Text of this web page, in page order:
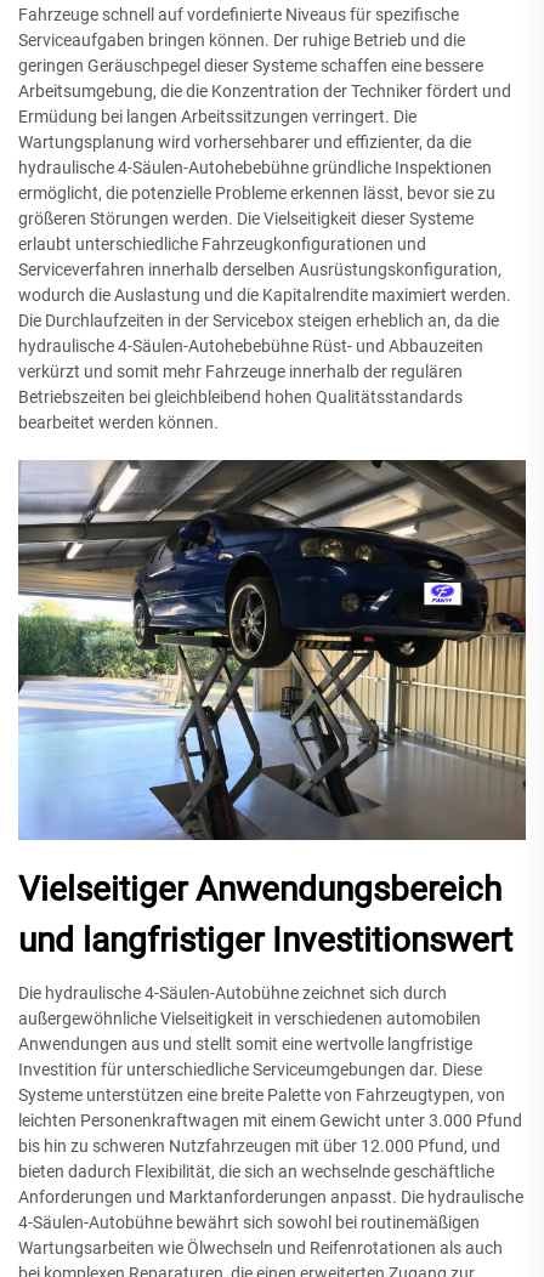
Fahrzeuge schnell auf vordefinierte Niveaus für spezifische
Serviceaufgaben bringen können. Der ruhige Betrieb und die
geringen Geräuschpegel dieser Systeme schaffen eine bessere
Arbeitsumgebung, die die Konzentration der Techniker fördert und
Ermüdung bei langen Arbeitssitzungen verringert. Die
Wartungsplanung wird vorhersehbarer und effizienter, da die
hydraulische 4-Säulen-Autohebebühne gründliche Inspektionen
ermöglicht, die potenzielle Probleme erkennen lässt, bevor sie zu
größeren Störungen werden. Die Vielseitigkeit dieser Systeme
erlaubt unterschiedliche Fahrzeugkonfigurationen und
Serviceverfahren innerhalb derselben Ausrüstungskonfiguration,
wodurch die Auslastung und die Kapitalrendite maximiert werden.
Die Durchlaufzeiten in der Servicebox steigen erheblich an, da die
hydraulische 4-Säulen-Autohebebühne Rüst- und Abbauzeiten
verkürzt und somit mehr Fahrzeuge innerhalb der regulären
Betriebszeiten bei gleichbleibend hohen Qualitätsstandards
bearbeitet werden können.
Vielseitiger Anwendungsbereich
und langfristiger Investitionswert
Die hydraulische 4-Säulen-Autobühne zeichnet sich durch
außergewöhnliche Vielseitigkeit in verschiedenen automobilen
Anwendungen aus und stellt somit eine wertvolle langfristige
Investition für unterschiedliche Serviceumgebungen dar. Diese
Systeme unterstützen eine breite Palette von Fahrzeugtypen, von
leichten Personenkraftwagen mit einem Gewicht unter 3.000 Pfund
bis hin zu schweren Nutzfahrzeugen mit über 12.000 Pfund, und
bieten dadurch Flexibilität, die sich an wechselnde geschäftliche
Anforderungen und Marktanforderungen anpasst. Die hydraulische
4-Säulen-Autobühne bewährt sich sowohl bei routinemäßigen
Wartungsarbeiten wie Ölwechseln und Reifenrotationen als auch